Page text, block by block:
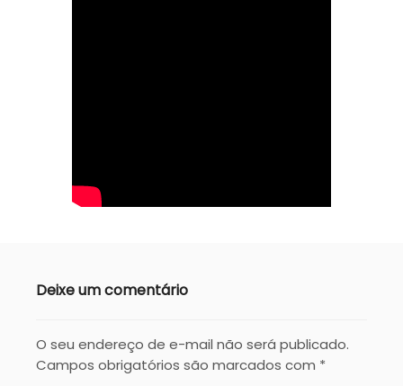
Deixe um comentário
O seu endereço de e-mail não será publicado.
Campos obrigatórios são marcados com *